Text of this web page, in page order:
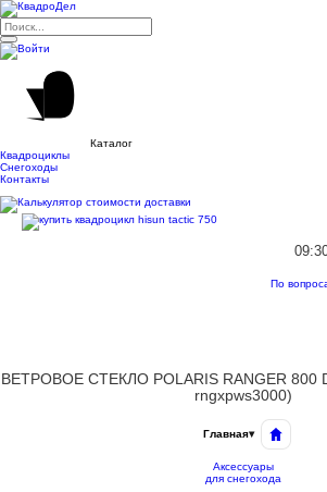
Каталог
Квадроциклы
Снегоходы
Контакты
По
ВЕТРОВОЕ СТЕКЛО POLARIS RANGER 800
rngxpws3000)
Главная▾
Аксессуары
для снегохода